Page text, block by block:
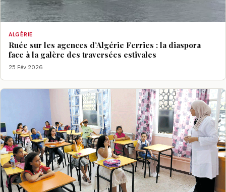
ALGÉRIE
Ruée sur les agences d’Algérie Ferries : la diaspora
face à la galère des traversées estivales
25 Fév 2026